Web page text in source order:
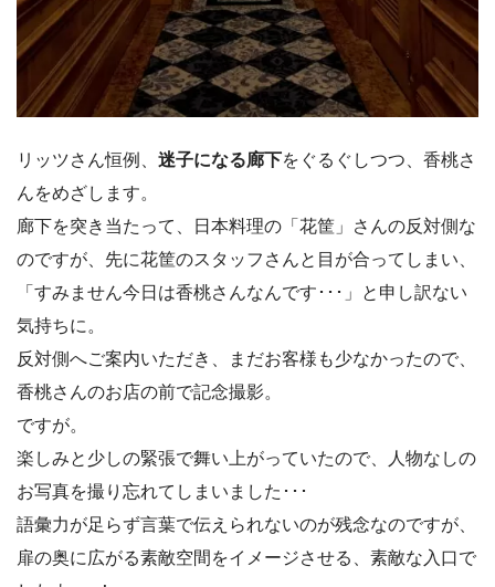
リッツさん恒例、 迷子になる廊下をぐるぐしつつ、香桃さ
んをめざします。
廊下を突き当たって、日本料理の「花筐」さんの反対側な
のですが、先に花筐のスタッフさんと目が合ってしまい、
「すみません今日は香桃さんなんです･･･」と申し訳ない
気持ちに。
反対側へご案内いただき、まだお客様も少なかったので、
香桃さんのお店の前で記念撮影。
ですが。
楽しみと少しの緊張で舞い上がっていたので、人物なしの
お写真を撮り忘れてしまいました･･･
語彙力が足らず言葉で伝えられないのが残念なのですが、
扉の奥に広がる素敵空間をイメージさせる、素敵な入口で